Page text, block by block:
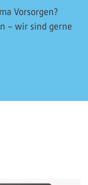
Vorsorgen?
– wir sind gerne